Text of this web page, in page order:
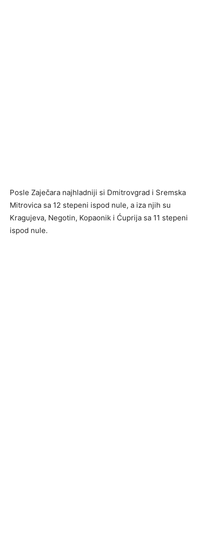
Posle Zaječara najhladniji si Dmitrovgrad i Sremska
Mitrovica sa 12 stepeni ispod nule, a iza njih su
Kragujeva, Negotin, Kopaonik i Ćuprija sa 11 stepeni
ispod nule.